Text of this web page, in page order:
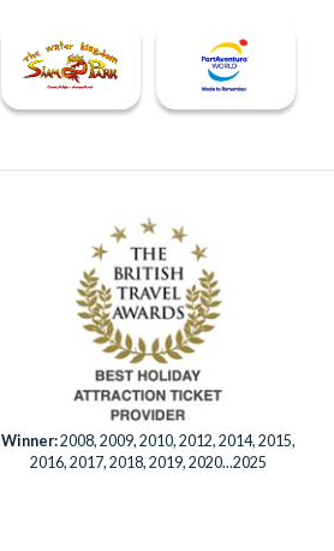
Winner:2008, 2009, 2010, 2012, 2014, 2015,
2016, 2017, 2018, 2019, 2020...2025